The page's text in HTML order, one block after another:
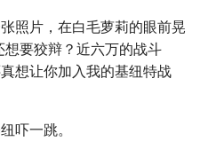
照片，在白毛萝莉的眼前晃
想要狡辩？近六万的战斗
想让你加入我的基纽特战
吓一跳。